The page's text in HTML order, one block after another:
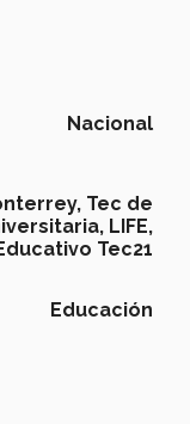
Nacional
Tec de
LIFE,
Tec21
Educación